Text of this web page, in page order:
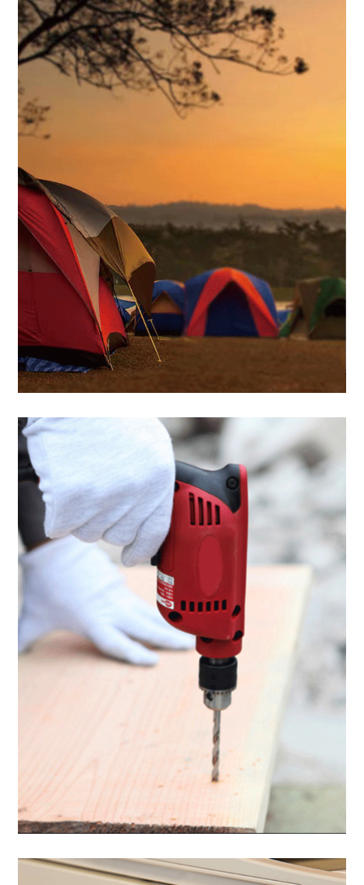
Camping in the wild
Outdoor tool power
supply